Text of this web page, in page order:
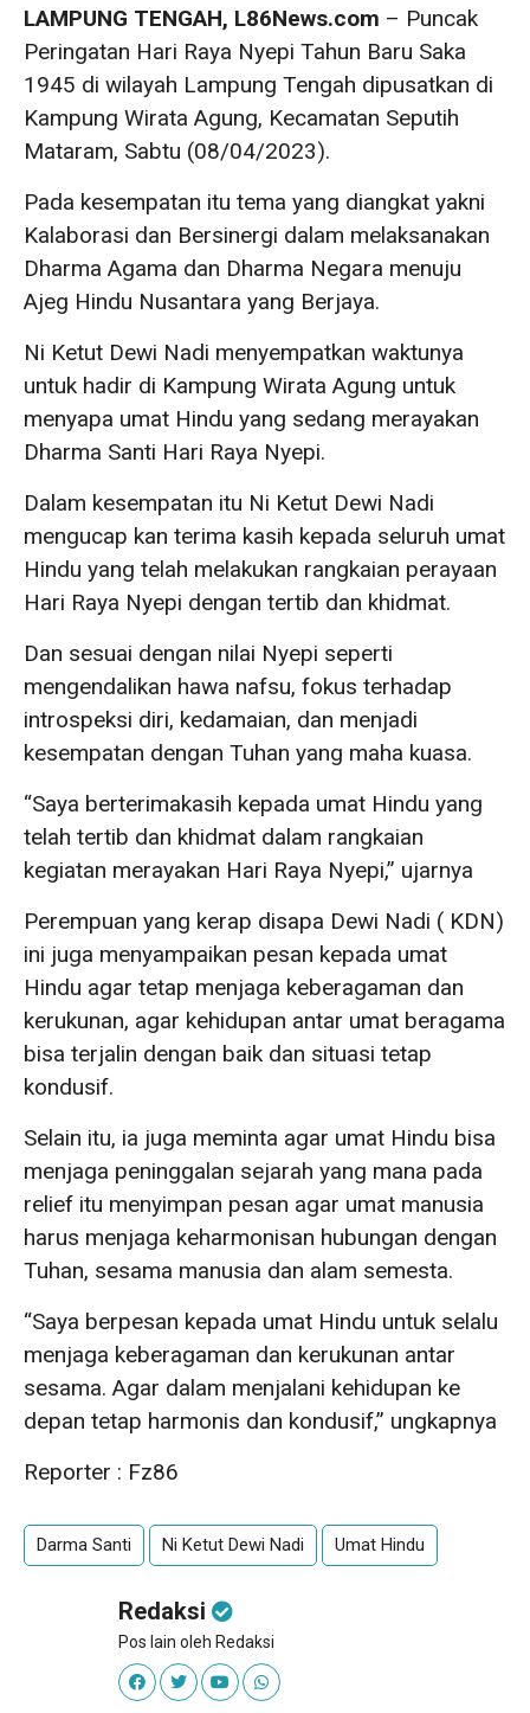
LAMPUNG TENGAH, L86News.com – Puncak
Peringatan Hari Raya Nyepi Tahun Baru Saka
1945 di wilayah Lampung Tengah dipusatkan di
Kampung Wirata Agung, Kecamatan Seputih
Mataram, Sabtu (08/04/2023).
Pada kesempatan itu tema yang diangkat yakni
Kalaborasi dan Bersinergi dalam melaksanakan
Dharma Agama dan Dharma Negara menuju
Ajeg Hindu Nusantara yang Berjaya.
Ni Ketut Dewi Nadi menyempatkan waktunya
untuk hadir di Kampung Wirata Agung untuk
menyapa umat Hindu yang sedang merayakan
Dharma Santi Hari Raya Nyepi.
Dalam kesempatan itu Ni Ketut Dewi Nadi
mengucap kan terima kasih kepada seluruh umat
Hindu yang telah melakukan rangkaian perayaan
Hari Raya Nyepi dengan tertib dan khidmat.
Dan sesuai dengan nilai Nyepi seperti
mengendalikan hawa nafsu, fokus terhadap
introspeksi diri, kedamaian, dan menjadi
kesempatan dengan Tuhan yang maha kuasa.
“Saya berterimakasih kepada umat Hindu yang
telah tertib dan khidmat dalam rangkaian
kegiatan merayakan Hari Raya Nyepi,” ujarnya
Perempuan yang kerap disapa Dewi Nadi ( KDN)
ini juga menyampaikan pesan kepada umat
Hindu agar tetap menjaga keberagaman dan
kerukunan, agar kehidupan antar umat beragama
bisa terjalin dengan baik dan situasi tetap
kondusif.
Selain itu, ia juga meminta agar umat Hindu bisa
menjaga peninggalan sejarah yang mana pada
relief itu menyimpan pesan agar umat manusia
harus menjaga keharmonisan hubungan dengan
Tuhan, sesama manusia dan alam semesta.
“Saya berpesan kepada umat Hindu untuk selalu
menjaga keberagaman dan kerukunan antar
sesama. Agar dalam menjalani kehidupan ke
depan tetap harmonis dan kondusif,” ungkapnya
Reporter : Fz86
Darma Santi Ni Ketut Dewi Nadi Umat Hindu
Redaksi
Pos lain oleh Redaksi